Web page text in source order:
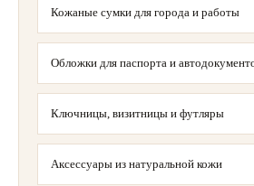
Кожаные сумки для города и работы
Обложки для паспорта и
Ключницы, визитницы и футляры
Аксессуары из натуральной кожи